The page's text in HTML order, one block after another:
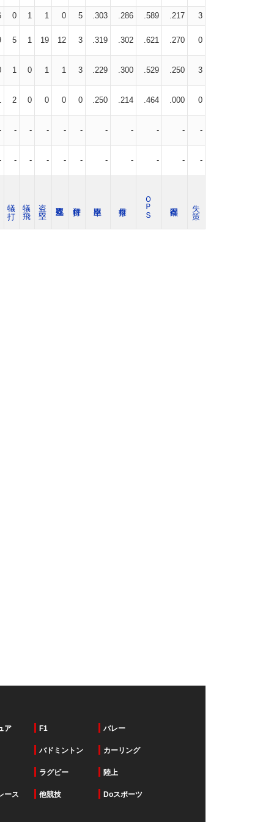
0 1 1 0 5 .303 .286 .589 .217 3
5 1 19 12 3 .319 .302 .621 .270 0
1 0 1 1 3 .229 .300 .529 .250 3
2 0 0 0 0 .250 .214 .464 .000 0
- - - - - - - - - -
- - - - - - - - - -
ＯＰＳ
ア F1 バレー
バドミントン カーリング
ラグビー 陸上
ース 他競技 Doスポーツ